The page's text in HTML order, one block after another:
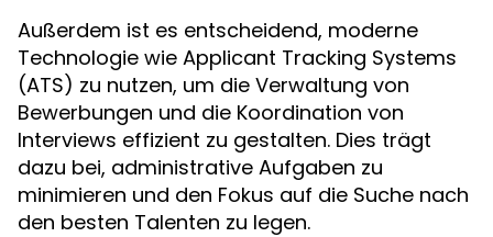
Außerdem ist es entscheidend, moderne
Technologie wie Applicant Tracking Systems
(ATS) zu nutzen, um die Verwaltung von
Bewerbungen und die Koordination von
Interviews effizient zu gestalten. Dies trägt
dazu bei, administrative Aufgaben zu
minimieren und den Fokus auf die Suche nach
den besten Talenten zu legen.